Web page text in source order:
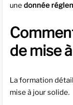
une donnée
de mise
La formation
mise à jour solide.